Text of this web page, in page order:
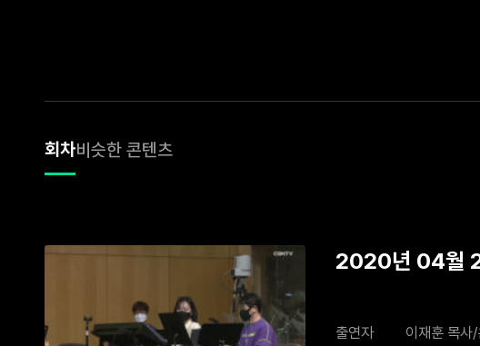
회차비슷한 콘텐츠
2020년 04월
출연자
이재훈 목사